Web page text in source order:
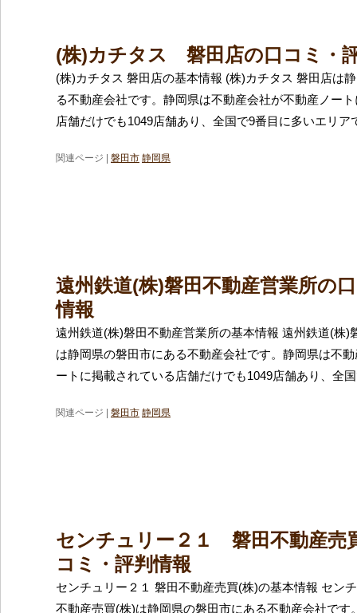
(株)カチタス 磐田店の口コミ・
(株)カチタス 磐田店の基本情報 (株)カチタス 磐田店は
る不動産会社です。静岡県は不動産会社が不動産ノー
店舗だけでも1049店舗あり、全国で9番目に多いエリア
関連ページ | 磐田市 静岡県
遠州鉄道(株)磐田不動産営業所の
情報
遠州鉄道(株)磐田不動産営業所の基本情報 遠州鉄道(株)
は静岡県の磐田市にある不動産会社です。静岡県は不
ートに掲載されている店舗だけでも1049店舗あり、全
関連ページ | 磐田市 静岡県
センチュリー２１ 磐田不動産売
コミ・評判情報
センチュリー２１ 磐田不動産売買(株)の基本情報 セン
不動産売買(株)は静岡県の磐田市にある不動産会社です